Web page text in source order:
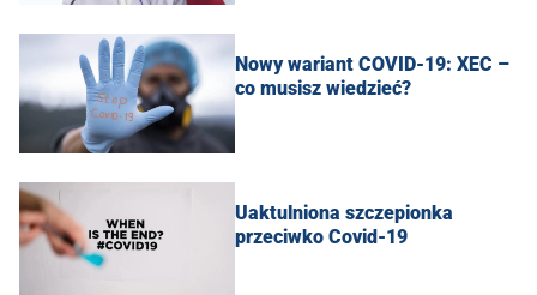
Nowy wariant COVID-19: XEC –
co musisz wiedzieć?
Uaktulniona szczepionka
przeciwko Covid-19